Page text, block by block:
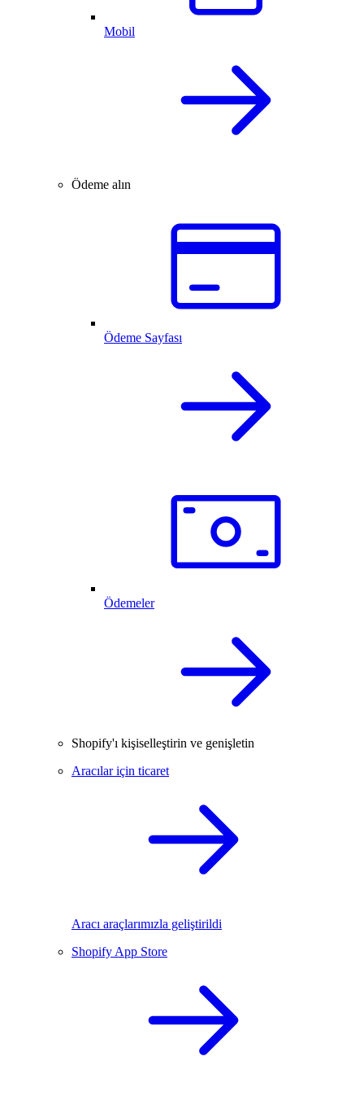
Mobil
Ödeme alın
Ödeme Sayfası
Ödemeler
Shopify'ı kişiselleştirin ve genişletin
Aracılar için ticaret
Aracı araçlarımızla geliştirildi
Shopify App Store